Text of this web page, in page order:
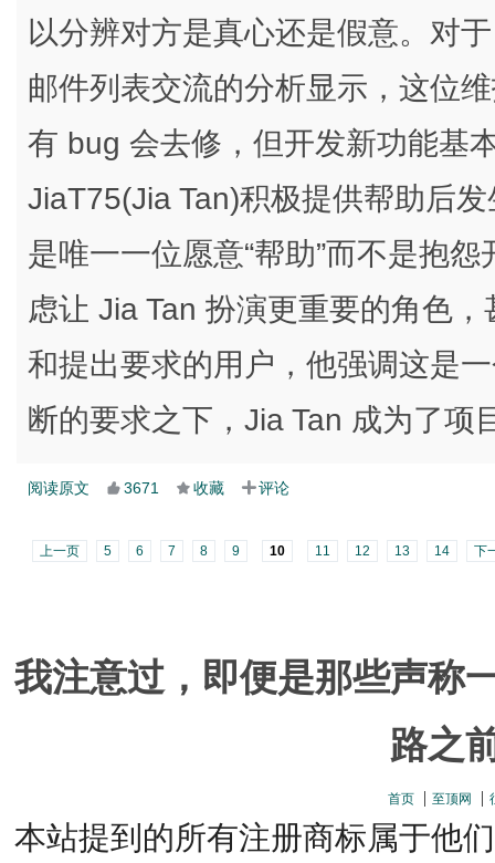
以分辨对方是真心还是假意。对
邮件列表交流的分析显示，这位
有 bug 会去修，但开发新功能基
JiaT75(Jia Tan)积极提供帮助后
是唯一一位愿意“帮助”而不是抱
虑让 Jia Tan 扮演更重要的角色
和提出要求的用户，他强调这是
断的要求之下，Jia Tan 成为了项
阅读原文 3671 收藏 评论
上一页 5 6 7 8 9 10 11 12 13 14 下
我注意过，即便是那些声称
路之
首页 至顶网
本站提到的所有注册商标属于他